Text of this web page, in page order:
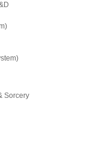
Sorcery